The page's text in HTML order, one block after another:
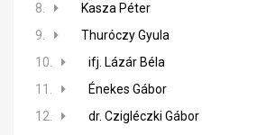
8.
Kasza Péter
9.
Thuróczy Gyula
10.
ifj. Lázár Béla
11.
Énekes Gábor
12.
dr. Czigléczki Gábor